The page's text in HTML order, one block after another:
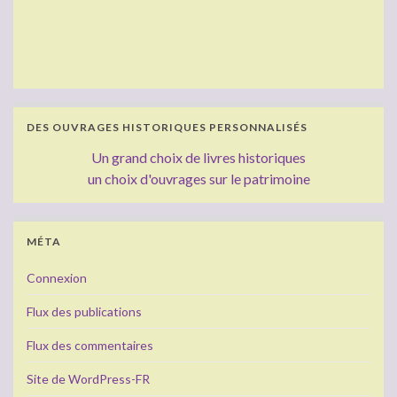
DES OUVRAGES HISTORIQUES PERSONNALISÉS
Un grand choix de livres historiques
un choix d'ouvrages sur le patrimoine
MÉTA
Connexion
Flux des publications
Flux des commentaires
Site de WordPress-FR